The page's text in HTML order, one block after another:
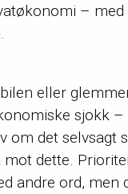
– med
eller
sjokk –
om det selvsagt
dette.
andre ord, men